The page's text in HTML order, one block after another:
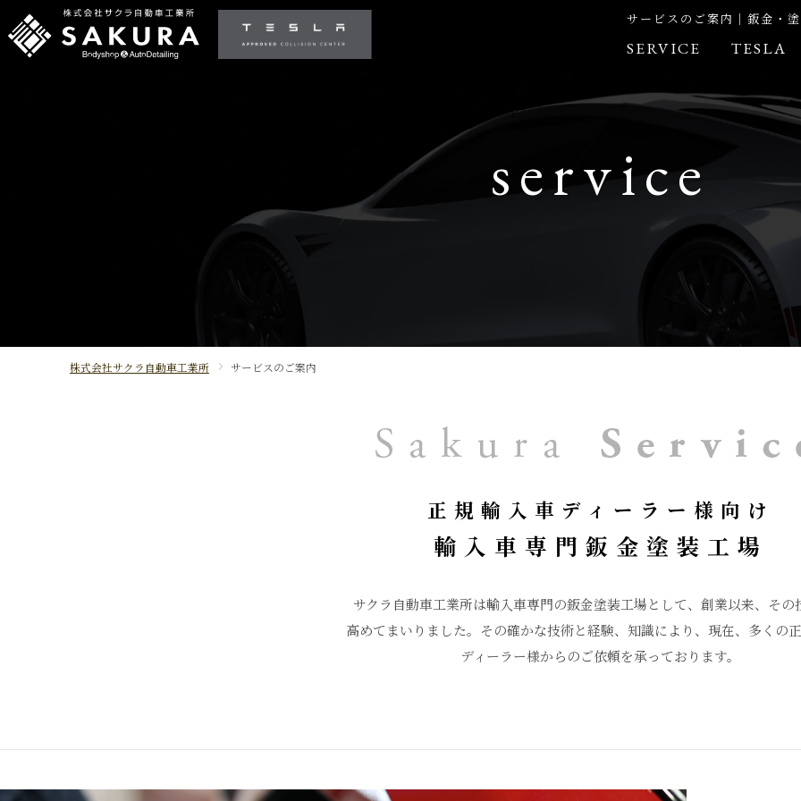
サービスのご案内｜鈑金・
SERVICE TESLA
service
株式会社サクラ自動車工業所 サービスのご案内
正規輸入車ディーラー様向け
輸入車専門鈑金塗装工場
サクラ自動車工業所は輸入車専門の鈑金塗装工場として、創業以来、その
高めてまいりました。その確かな技術と経験、知識により、現在、多くの
ディーラー様からのご依頼を承っております。